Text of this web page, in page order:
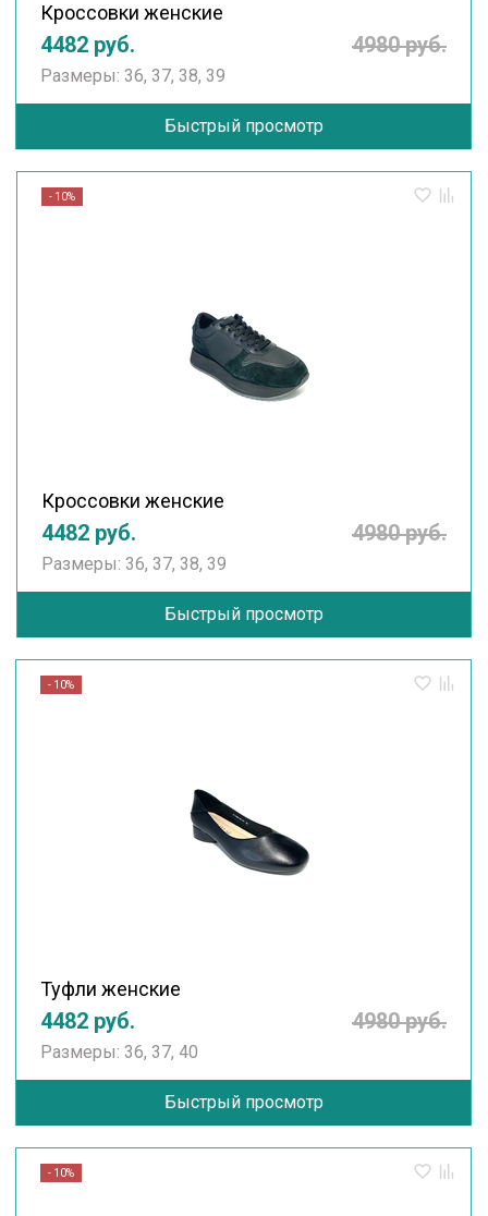
Кроссовки женские
4482 руб. 4980 руб.
Размеры: 36, 37, 38, 39
Быстрый просмотр
- 10%
Кроссовки женские
4482 руб. 4980 руб.
Размеры: 36, 37, 38, 39
Быстрый просмотр
- 10%
Туфли женские
4482 руб. 4980 руб.
Размеры: 36, 37, 40
Быстрый просмотр
- 10%